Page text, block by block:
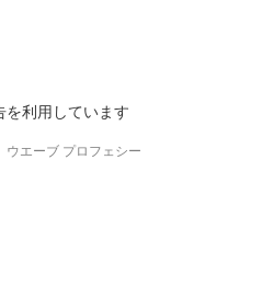
を利用しています
ウエーブ プロフェシー